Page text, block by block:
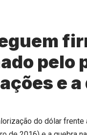
pelo
e a
do dólar frente